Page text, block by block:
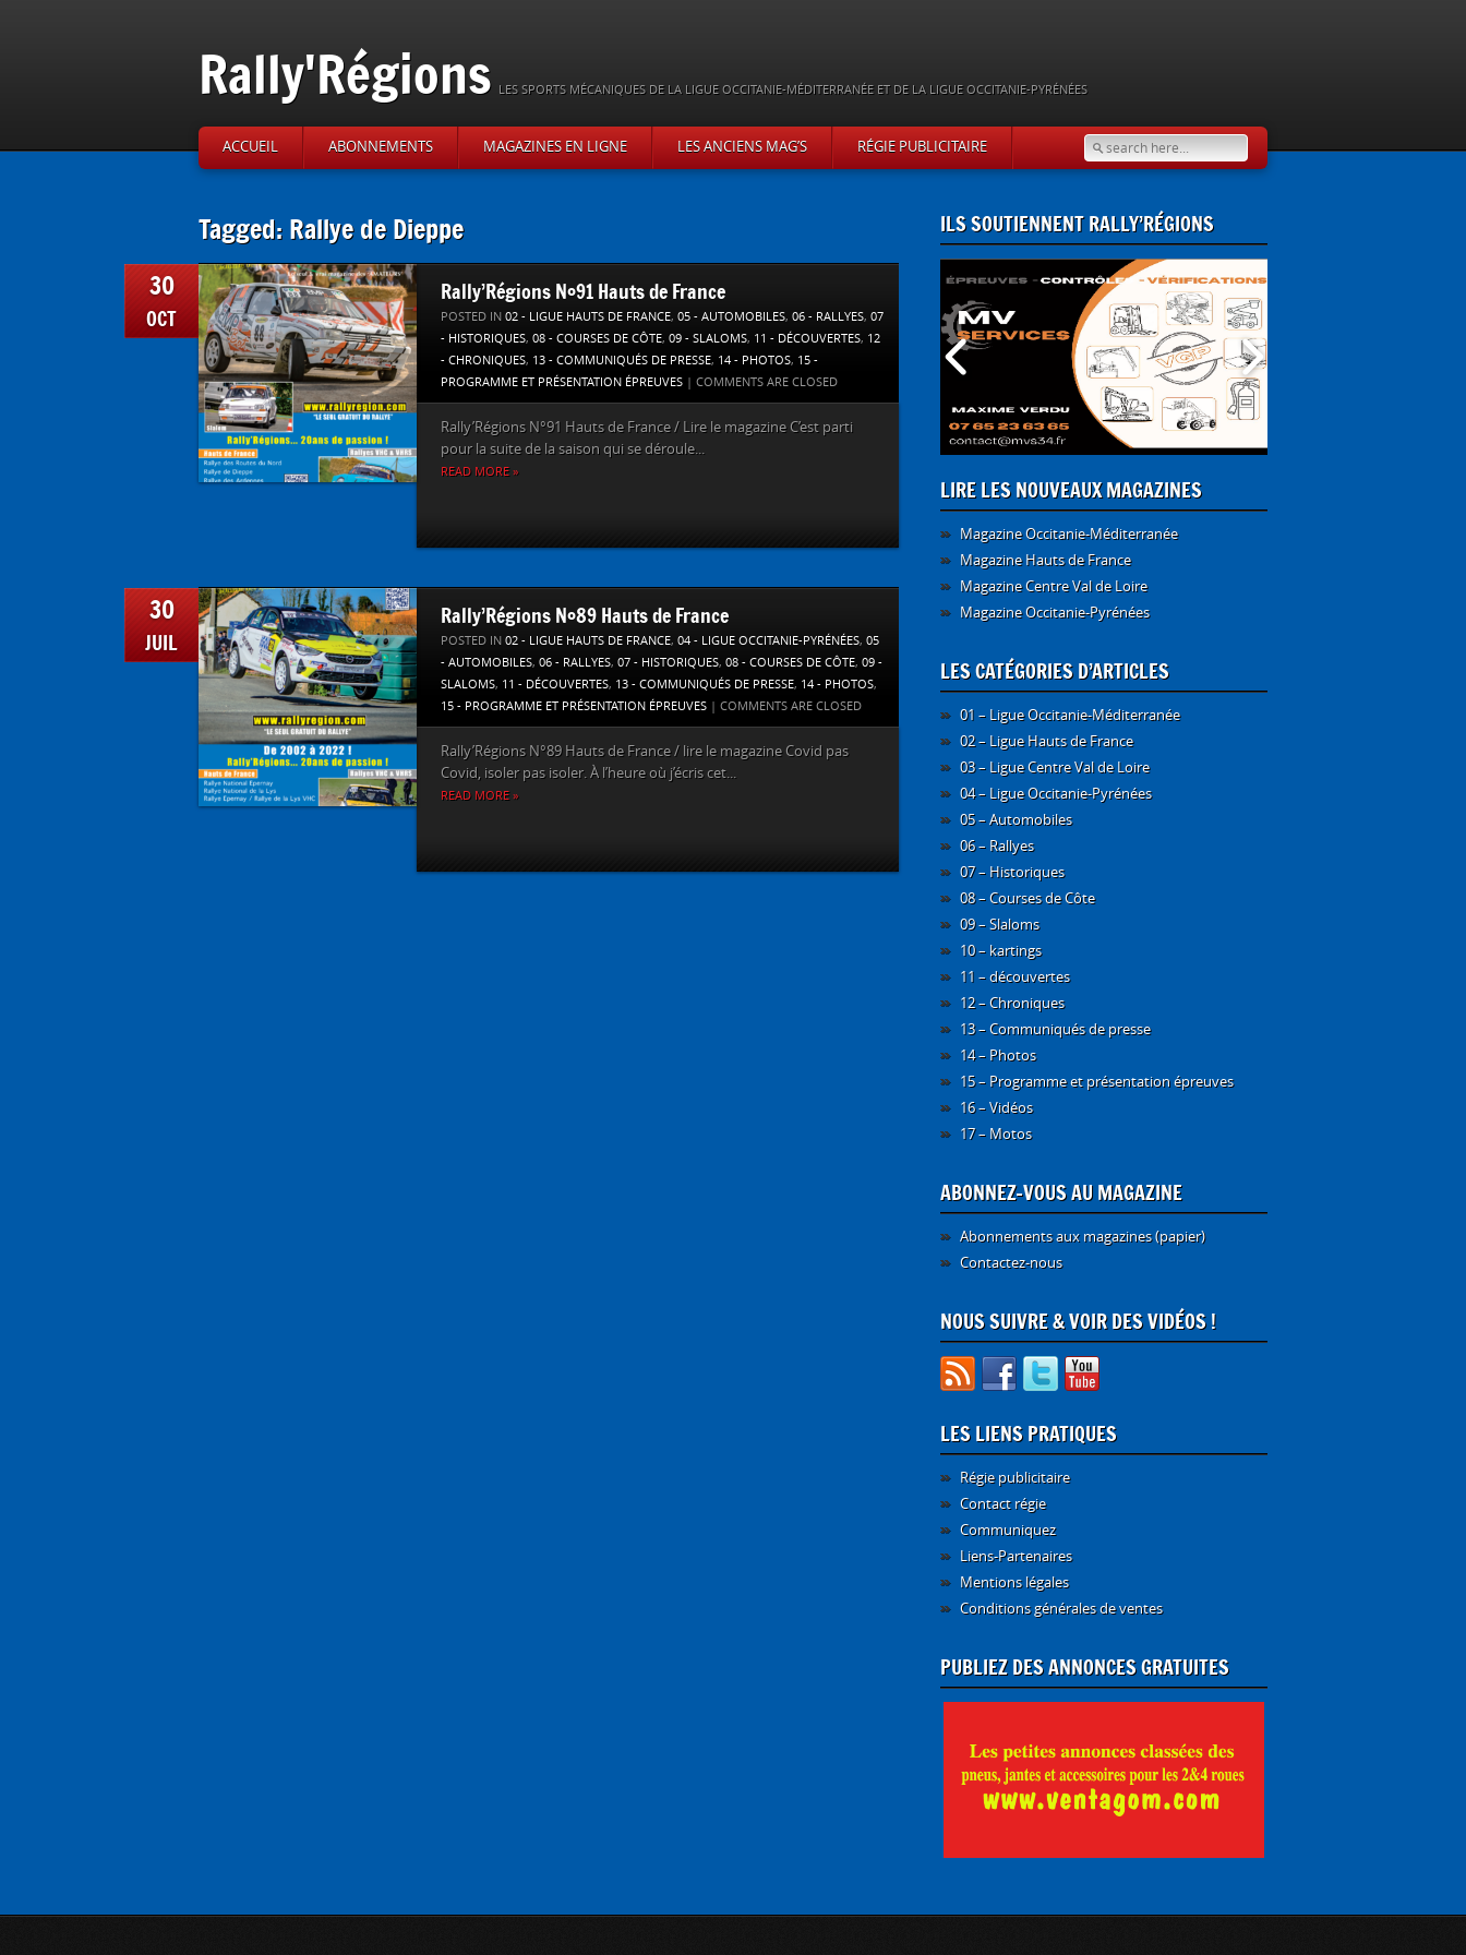
Rally'Régions LES SPORTS MÉCANIQUES DE LA LIGUE OCCITANIE-MÉDITERRANÉE ET DE LA LIGUE OCCITANIE-PYRÉNÉES
ACCUEIL ABONNEMENTS MAGAZINES EN LIGNE LES ANCIENS MAG’S RÉGIE PUBLICITAIRE
Tagged: Rallye de Dieppe
30
OCT
Rally’Régions N°91 Hauts de France
POSTED IN 02 - LIGUE HAUTS DE FRANCE, 05 - AUTOMOBILES, 06 - RALLYES, 07
- HISTORIQUES, 08 - COURSES DE CÔTE, 09 - SLALOMS, 11 - DÉCOUVERTES, 12
- CHRONIQUES, 13 - COMMUNIQUÉS DE PRESSE, 14 - PHOTOS, 15 -
PROGRAMME ET PRÉSENTATION ÉPREUVES | COMMENTS ARE CLOSED
Rally’Régions N°91 Hauts de France / Lire le magazine C’est parti
pour la suite de la saison qui se déroule...
READ MORE »
30
JUIL
Rally’Régions N°89 Hauts de France
POSTED IN 02 - LIGUE HAUTS DE FRANCE, 04 - LIGUE OCCITANIE-PYRÉNÉES, 05
- AUTOMOBILES, 06 - RALLYES, 07 - HISTORIQUES, 08 - COURSES DE CÔTE, 09 -
SLALOMS, 11 - DÉCOUVERTES, 13 - COMMUNIQUÉS DE PRESSE, 14 - PHOTOS,
15 - PROGRAMME ET PRÉSENTATION ÉPREUVES | COMMENTS ARE CLOSED
Rally’Régions N°89 Hauts de France / lire le magazine Covid pas
Covid, isoler pas isoler. À l’heure où j’écris cet...
READ MORE »
ILS SOUTIENNENT RALLY’RÉGIONS
LIRE LES NOUVEAUX MAGAZINES
Magazine Occitanie-Méditerranée
Magazine Hauts de France
Magazine Centre Val de Loire
Magazine Occitanie-Pyrénées
LES CATÉGORIES D’ARTICLES
01 – Ligue Occitanie-Méditerranée
02 – Ligue Hauts de France
03 – Ligue Centre Val de Loire
04 – Ligue Occitanie-Pyrénées
05 – Automobiles
06 – Rallyes
07 – Historiques
08 – Courses de Côte
09 – Slaloms
10 – kartings
11 – découvertes
12 – Chroniques
13 – Communiqués de presse
14 – Photos
15 – Programme et présentation épreuves
16 – Vidéos
17 – Motos
ABONNEZ-VOUS AU MAGAZINE
Abonnements aux magazines (papier)
Contactez-nous
NOUS SUIVRE & VOIR DES VIDÉOS !
LES LIENS PRATIQUES
Régie publicitaire
Contact régie
Communiquez
Liens-Partenaires
Mentions légales
Conditions générales de ventes
PUBLIEZ DES ANNONCES GRATUITES